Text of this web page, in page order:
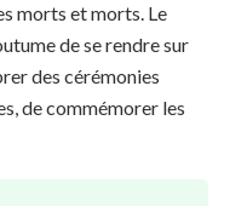
morts et morts. Le
de se rendre sur
des cérémonies
de commémorer les